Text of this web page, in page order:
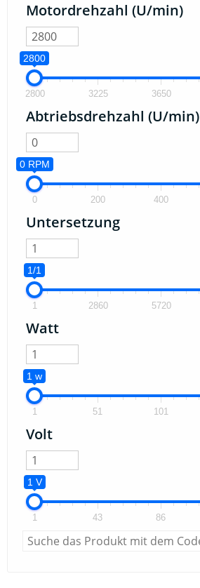
Motordrehzahl (U/min)
2800
2800 3225 3650
Abtriebsdrehzahl (U/min)
0 RPM
0 200 400
Untersetzung
1/1
1 2860 5720
Watt
1 w
1 51 101
Volt
1 V
1 43 86